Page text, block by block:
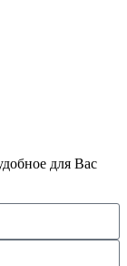
для Вас